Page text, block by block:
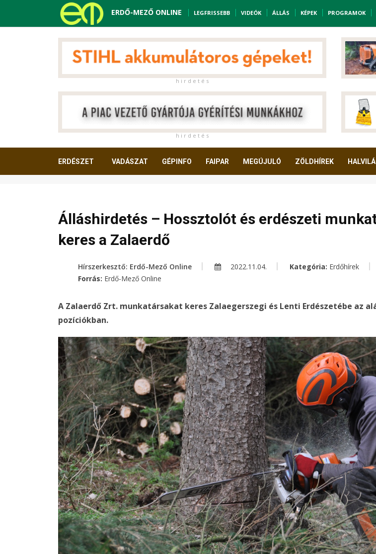
ERDŐ-MEZŐ ONLINE LEGFRISSEBB VIDEÓK ÁLLÁS KÉPEK PROGRAMOK
h i r d e t é s
h i r d e t é s
ERDÉSZET VADÁSZAT GÉPINFO FAIPAR MEGÚJULÓ ZÖLDHÍREK
Álláshirdetés – Hossztolót és erdészeti
keres a Zalaerdő
Hírszerkesztő: Erdő-Mező Online 2022.11.04. Kategória: Erdőhírek
Forrás: Erdő-Mező Online
A Zalaerdő Zrt. munkatársakat keres Zalaegerszegi és Lenti Erdészetébe az
pozíciókban.